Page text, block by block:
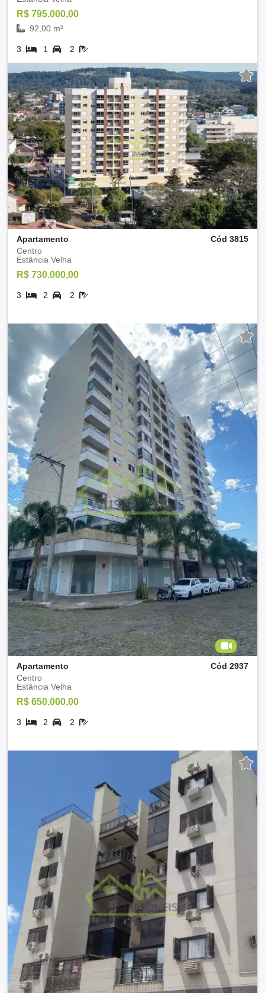
R$ 795.000,00
92,00 m²
3 1 2
Apartamento
Cód 3815
Centro
Estância Velha
R$ 730.000,00
3 2 2
Apartamento
Cód 2937
Centro
Estância Velha
R$ 650.000,00
3 2 2